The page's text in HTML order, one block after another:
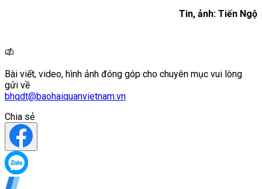
Tin, ảnh: Tiến Ngộ
Bài viết, video, hình ảnh đóng góp cho chuyên mục vui lòng
gửi về
bhqdt@baohaiquanvietnam.vn
Chia sẻ